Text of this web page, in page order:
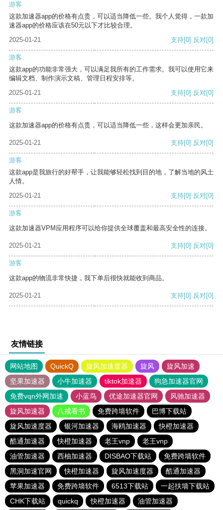
游客
这款加速器app的价格有点贵，可以适当降低一些。我个人觉得，一款加
速器app的价格应该在50元以下才比较合理。
2025-01-21
支持[0] 反对[0]
游客
这款app的功能非常强大，可以满足我所有的工作需求。我可以使用它来
编辑文档、制作演示文稿、管理日程安排等。
2025-01-21
支持[0] 反对[0]
游客
这款加速器app的价格有点贵，可以适当降低一些，这样会更加亲民。
2025-01-21 支持[0] 反对[0]
游客
这款app是我旅行的好帮手，让我能够轻松找到目的地，了解当地的风土
人情。
2025-01-21
支持[0] 反对[0]
游客
这款加速器VPM应用程序可以给你提供全球覆盖和最高安全性的连接。
2025-01-21 支持[0] 反对[0]
游客
这款app的物流非常快捷，我下单后很快就能收到商品。
2025-01-21 支持[0] 反对[0]
友情链接
网站地图 QuickQ 旋风加速度器 旋风
旋风加速
坚果加速器
小牛加速器 tiktok加速器
狗急加速器官网
免费vqn外网加速
小蓝鸟 优途加速器官网
风驰加速器
旋风加速器
八戒看书 免费跨墙软件
巴博下载站
旋风加速度器
银河加速器 海鸥加速器
快橙加速器
酷通加速器
快橙加速器 老王vnp
老王vnp
油管加速器
西柚加速器 DISBAO下载站
免费跨墙软件
黑洞加速官网
快橙加速器 旋风加速度器
酷通加速器
苹果加速器
免费跨墙软件 6513下载站
一起扶墙下载站
CHK下载站
quickq 快橙加速器 油管加速器